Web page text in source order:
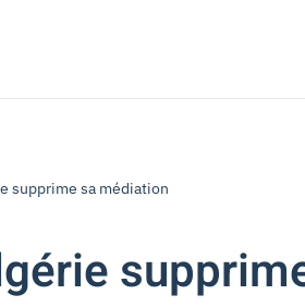
supprime sa médiation